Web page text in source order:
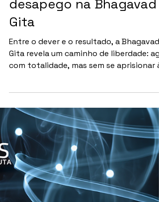
Agir sem se prender: o
ensinamento radical do
desapego na Bhagavad
Gita
Entre o dever e o resultado, a Bhagavad
Gita revela um caminho de liberdade: agir